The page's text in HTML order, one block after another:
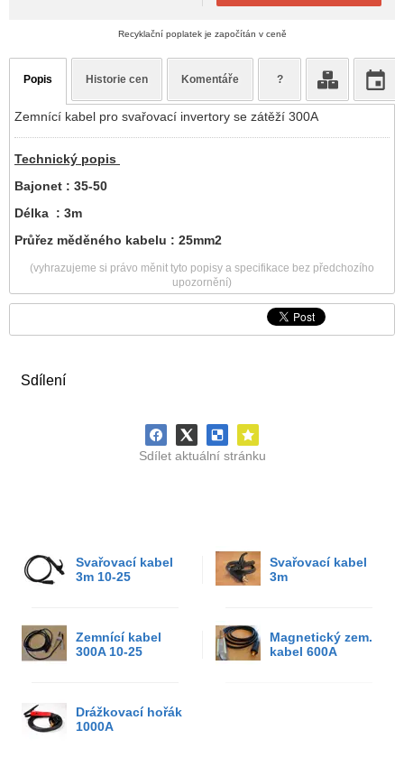
Sdílení
Sdílet aktuální stránku
Svařovací kabel
3m 10-25
Svařovací kabel
3m
Zemnící kabel
300A 10-25
Magnetický zem.
kabel 600A
Drážkovací hořák
1000A
Recyklační poplatek je započítán v ceně
Popis Historie cen Komentáře ?
Zemnící kabel pro svařovací invertory se zátěží 300A
Technický popis
Bajonet : 35-50
Délka : 3m
Průřez měděného kabelu : 25mm2
(vyhrazujeme si právo měnit tyto popisy a specifikace bez předchozího
upozornění)